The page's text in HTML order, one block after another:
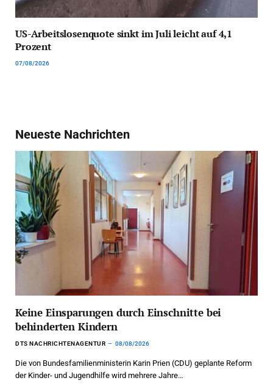
US-Arbeitslosenquote sinkt im Juli leicht auf 4,1
Prozent
07/08/2026
Neueste Nachrichten
Keine Einsparungen durch Einschnitte bei
behinderten Kindern
DTS NACHRICHTENAGENTUR 08/08/2026
Die von Bundesfamilienministerin Karin Prien (CDU) geplante Reform
der Kinder- und Jugendhilfe wird mehrere Jahre…